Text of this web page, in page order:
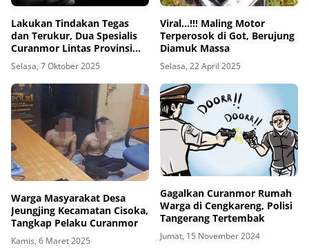
Lakukan Tindakan Tegas
dan Terukur, Dua Spesialis
Curanmor Lintas Provinsi
Dibedil Tim Resmob
Selasa, 7 Oktober 2025
Viral...!!! Maling Motor
Terperosok di Got, Berujung
Diamuk Massa
Selasa, 22 April 2025
Warga Masyarakat Desa
Jeungjing Kecamatan Cisoka,
Tangkap Pelaku Curanmor
Kamis, 6 Maret 2025
Gagalkan Curanmor Rumah
Warga di Cengkareng, Polisi
Tangerang Tertembak
Jumat, 15 November 2024